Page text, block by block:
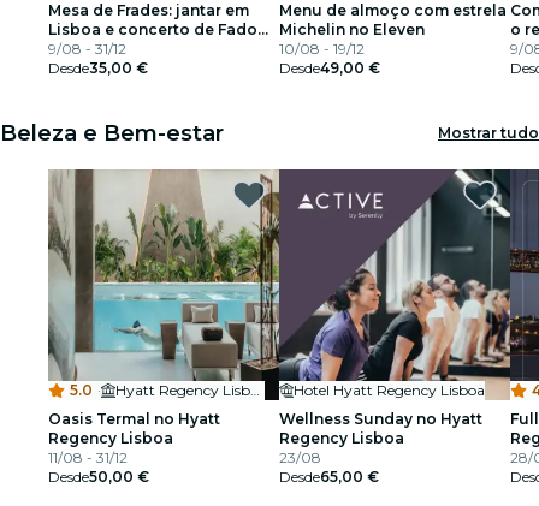
Mesa de Frades: jantar em
Lisboa e concerto de Fado
ao vivo
9/08 - 31/12
Desde35,00 €
Menu de almoço com estrela
Michelin no Eleven
10/08 - 19/12
Desde49,00 €
o
9/
Beleza e Bem-estar Mostrar tudo
5.0 ·
Hyatt Regency Lisbon
Oasis Termal no Hyatt
Regency Lisboa
11/08 - 31/12
Desde50,00 €
Hotel Hyatt Regency Lisboa
Wellness Sunday no Hyatt
Regency Lisboa
23/08
Desde65,00 €
28/